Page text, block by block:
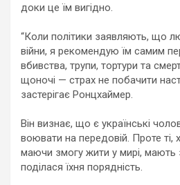
доки це їм вигідно.
“Коли політики заявляють, що
війни, я рекомендую їм самим
вбивства, трупи, тортури та
щоночі — страх не побачити
застерігає Ронцхаймер.
Він визнає, що є українські
воювати на передовій. Проте ті,
маючи змогу жити у мирі, мають
поділася їхня порядність.